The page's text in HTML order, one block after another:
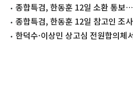
종합특검, 한동훈 12일 소환 통보
각 없다"(종합)
종합특검, 한동훈 12일 참고인 조
련 한덕수·이상민 상고심 전원합의